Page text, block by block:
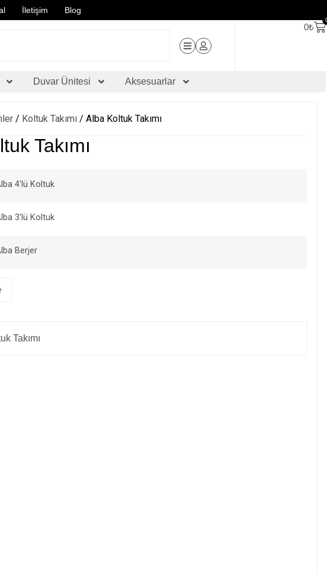
İletişim Blog
0₺
Duvar Ünitesi Aksesuarlar
/ Koltuk Takımı / Alba Koltuk Takımı
Takımı
4'lü Koltuk
3'lü Koltuk
Berjer
Takımı